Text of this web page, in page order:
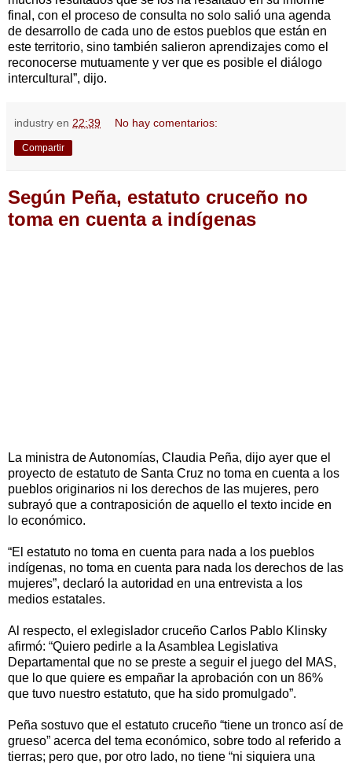
final, con el proceso de consulta no solo salió una agenda
de desarrollo de cada uno de estos pueblos que están en
este territorio, sino también salieron aprendizajes como el
reconocerse mutuamente y ver que es posible el diálogo
intercultural”, dijo.
industry en 22:39 No hay comentarios:
Compartir
Según Peña, estatuto cruceño no
toma en cuenta a indígenas
La ministra de Autonomías, Claudia Peña, dijo ayer que el
proyecto de estatuto de Santa Cruz no toma en cuenta a los
pueblos originarios ni los derechos de las mujeres, pero
subrayó que a contraposición de aquello el texto incide en
lo económico.
“El estatuto no toma en cuenta para nada a los pueblos
indígenas, no toma en cuenta para nada los derechos de las
mujeres”, declaró la autoridad en una entrevista a los
medios estatales.
Al respecto, el exlegislador cruceño Carlos Pablo Klinsky
afirmó: “Quiero pedirle a la Asamblea Legislativa
Departamental que no se preste a seguir el juego del MAS,
que lo que quiere es empañar la aprobación con un 86%
que tuvo nuestro estatuto, que ha sido promulgado”.
Peña sostuvo que el estatuto cruceño “tiene un tronco así de
grueso” acerca del tema económico, sobre todo al referido a
tierras; pero que, por otro lado, no tiene “ni siquiera una